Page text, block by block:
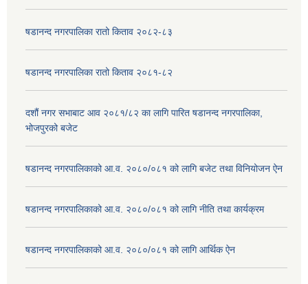
षडानन्द नगरपालिका रातो किताव २०८२-८३
षडानन्द नगरपालिका रातो किताव २०८१-८२
दशौं नगर सभाबाट आव २०८१/८२ का लागि पारित षडानन्द नगरपालिका,
भोजपुरको बजेट
षडानन्द नगरपालिकाको आ.व. २०८०/०८१ को लागि बजेट तथा विनियोजन ऐन
षडानन्द नगरपालिकाको आ.व. २०८०/०८१ को लागि नीति तथा कार्यक्रम
षडानन्द नगरपालिकाको आ.व. २०८०/०८१ को लागि आर्थिक ऐन